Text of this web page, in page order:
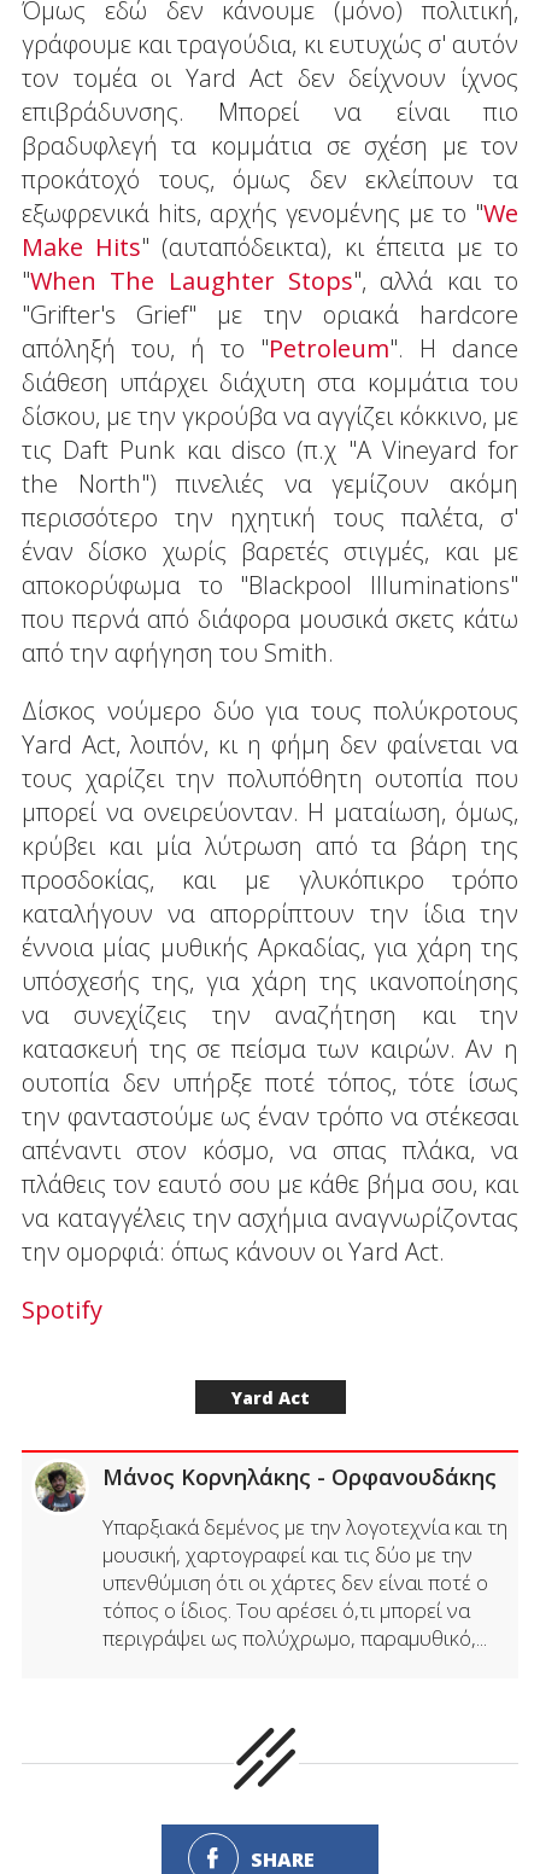
Όμως εδώ δεν κάνουμε (μόνο) πολιτική,
γράφουμε και τραγούδια, κι ευτυχώς σ' αυτόν
τον τομέα οι Yard Act δεν δείχνουν ίχνος
επιβράδυνσης. Μπορεί να είναι πιο
βραδυφλεγή τα κομμάτια σε σχέση με τον
προκάτοχό τους, όμως δεν εκλείπουν τα
εξωφρενικά hits, αρχής γενομένης με το "We
Make Hits" (αυταπόδεικτα), κι έπειτα με το
"When The Laughter Stops", αλλά και το
"Grifter's Grief" με την οριακά hardcore
απόληξή του, ή το "Petroleum". Η dance
διάθεση υπάρχει διάχυτη στα κομμάτια του
δίσκου, με την γκρούβα να αγγίζει κόκκινο, με
τις Daft Punk και disco (π.χ "A Vineyard for
the North") πινελιές να γεμίζουν ακόμη
περισσότερο την ηχητική τους παλέτα, σ'
έναν δίσκο χωρίς βαρετές στιγμές, και με
αποκορύφωμα το "Blackpool Illuminations"
που περνά από διάφορα μουσικά σκετς κάτω
από την αφήγηση του Smith.
Δίσκος νούμερο δύο για τους πολύκροτους
Yard Act, λοιπόν, κι η φήμη δεν φαίνεται να
τους χαρίζει την πολυπόθητη ουτοπία που
μπορεί να ονειρεύονταν. Η ματαίωση, όμως,
κρύβει και μία λύτρωση από τα βάρη της
προσδοκίας, και με γλυκόπικρο τρόπο
καταλήγουν να απορρίπτουν την ίδια την
έννοια μίας μυθικής Αρκαδίας, για χάρη της
υπόσχεσής της, για χάρη της ικανοποίησης
να συνεχίζεις την αναζήτηση και την
κατασκευή της σε πείσμα των καιρών. Αν η
ουτοπία δεν υπήρξε ποτέ τόπος, τότε ίσως
την φανταστούμε ως έναν τρόπο να στέκεσαι
απέναντι στον κόσμο, να σπας πλάκα, να
πλάθεις τον εαυτό σου με κάθε βήμα σου, και
να καταγγέλεις την ασχήμια αναγνωρίζοντας
την ομορφιά: όπως κάνουν οι Yard Act.
Spotify
Yard Act
Μάνος Κορνηλάκης - Ορφανουδάκης
Υπαρξιακά δεμένος με την λογοτεχνία και τη
μουσική, χαρτογραφεί και τις δύο με την
υπενθύμιση ότι οι χάρτες δεν είναι ποτέ ο
τόπος ο ίδιος. Του αρέσει ό,τι μπορεί να
περιγράψει ως πολύχρωμο, παραμυθικό,...
SHARE